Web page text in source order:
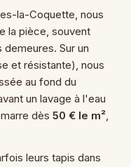
la-Coquette, nous
la pièce, souvent
Sur un
et résistante), nous
au fond du
un lavage à l'eau
dès 50 € le m²,
leurs tapis dans